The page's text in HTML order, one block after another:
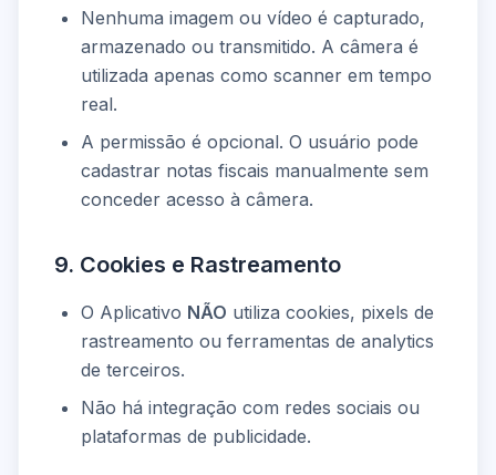
Nenhuma imagem ou vídeo é capturado,
armazenado ou transmitido. A câmera é
utilizada apenas como scanner em tempo
real.
A permissão é opcional. O usuário pode
cadastrar notas fiscais manualmente sem
conceder acesso à câmera.
9. Cookies e Rastreamento
O Aplicativo NÃO utiliza cookies, pixels de
rastreamento ou ferramentas de analytics
de terceiros.
Não há integração com redes sociais ou
plataformas de publicidade.